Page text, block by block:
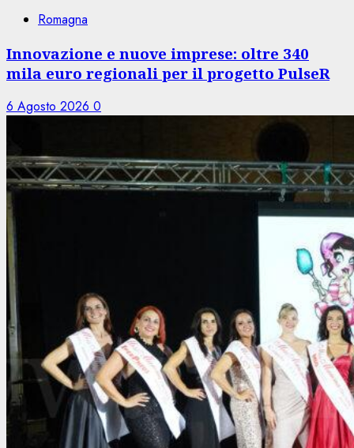
Romagna
Innovazione e nuove imprese: oltre 340
mila euro regionali per il progetto PulseR
6 Agosto 2026 0